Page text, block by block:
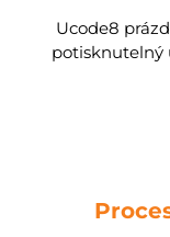
Ucode8
potisknutelný